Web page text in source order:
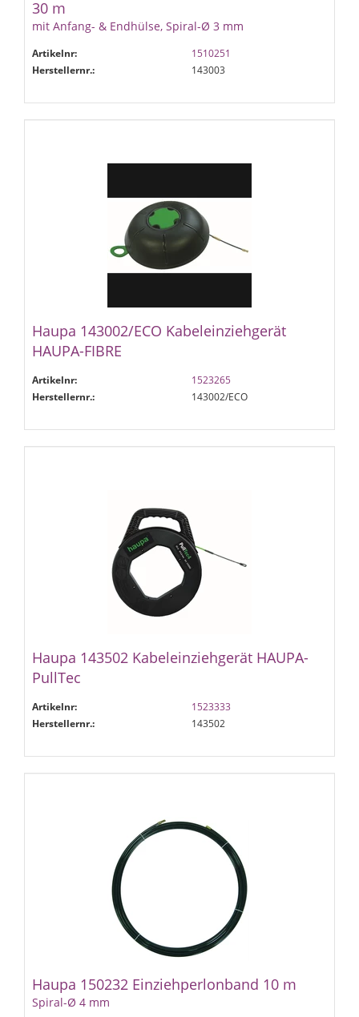
30 m
mit Anfang- & Endhülse, Spiral-Ø 3 mm
Artikelnr:
1510251
Herstellernr.:
143003
Haupa 143002/ECO Kabeleinziehgerät
HAUPA-FIBRE
Artikelnr:
1523265
Herstellernr.:
143002/ECO
Haupa 143502 Kabeleinziehgerät HAUPA-
PullTec
Artikelnr:
1523333
Herstellernr.:
143502
Haupa 150232 Einziehperlonband 10 m
Spiral-Ø 4 mm